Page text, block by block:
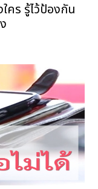
คร รู้ไว้ป้องกัน